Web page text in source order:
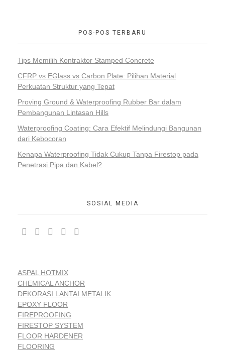
POS-POS TERBARU
Tips Memilih Kontraktor Stamped Concrete
CFRP vs EGlass vs Carbon Plate: Pilihan Material
Perkuatan Struktur yang Tepat
Proving Ground & Waterproofing Rubber Bar dalam
Pembangunan Lintasan Hills
Waterproofing Coating: Cara Efektif Melindungi Bangunan
dari Kebocoran
Kenapa Waterproofing Tidak Cukup Tanpa Firestop pada
Penetrasi Pipa dan Kabel?
SOSIAL MEDIA
ASPAL HOTMIX
CHEMICAL ANCHOR
DEKORASI LANTAI METALIK
EPOXY FLOOR
FIREPROOFING
FIRESTOP SYSTEM
FLOOR HARDENER
FLOORING